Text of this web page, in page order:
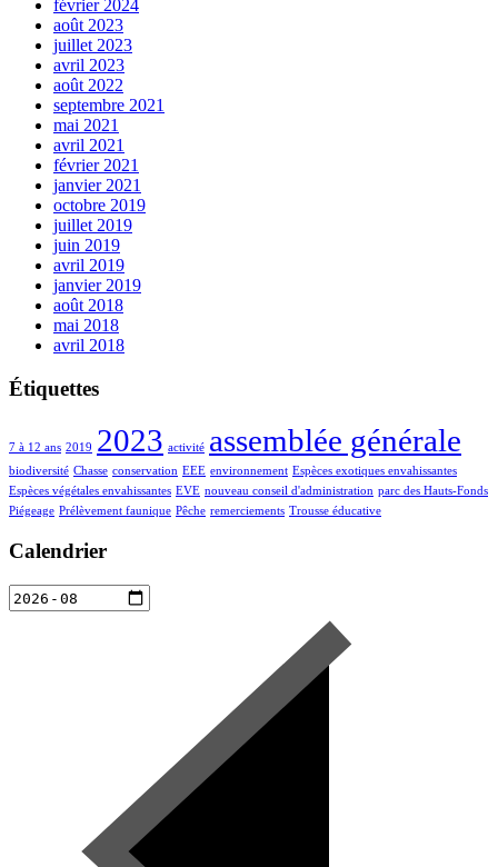
février 2024
août 2023
juillet 2023
avril 2023
août 2022
septembre 2021
mai 2021
avril 2021
février 2021
janvier 2021
octobre 2019
juillet 2019
juin 2019
avril 2019
janvier 2019
août 2018
mai 2018
avril 2018
Étiquettes
7 à 12 ans 2019 2023 activité assemblée générale
biodiversité Chasse conservation EEE environnement Espèces exotiques envahissantes
Espèces végétales envahissantes EVE nouveau conseil d'administration parc des Hauts-Fonds
Piégeage Prélèvement faunique Pêche remerciements Trousse éducative
Calendrier